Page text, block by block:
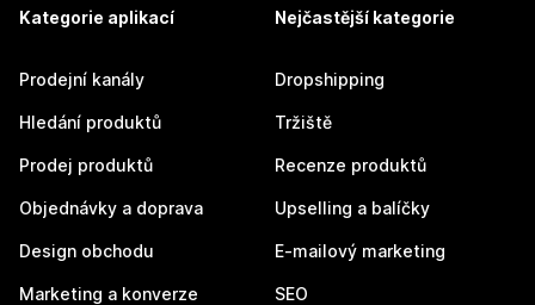
Kategorie aplikací
Prodejní kanály
Hledání produktů
Prodej produktů
Objednávky a doprava
Design obchodu
Marketing a konverze
Nejčastější kategorie
Dropshipping
Tržiště
Recenze produktů
Upselling a balíčky
E-mailový marketing
SEO